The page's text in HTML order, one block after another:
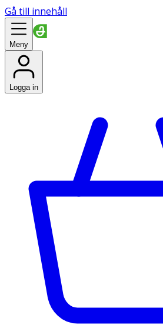
Gå till innehåll
Meny
Logga in